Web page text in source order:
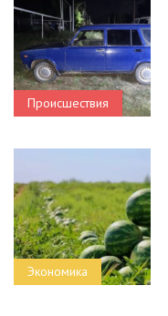
Происшествия
Экономика